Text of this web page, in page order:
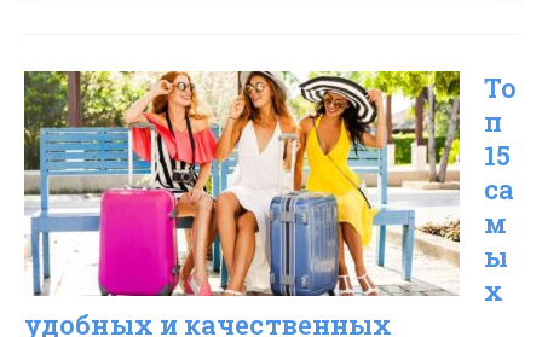
квадрокоптеров
с
камерой
в
2026
году
То
п
15
са
м
ы
х
удобных и качественных